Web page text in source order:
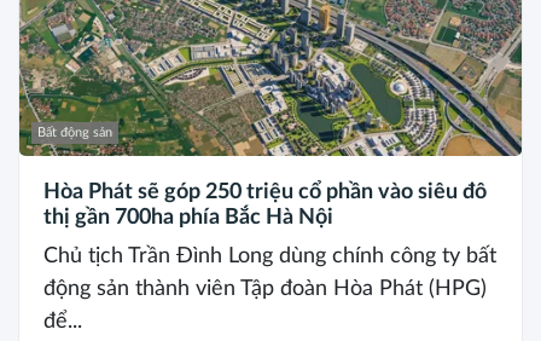
Bất động sản
Hòa Phát sẽ góp 250 triệu cổ phần vào siêu đô
thị gần 700ha phía Bắc Hà Nội
Chủ tịch Trần Đình Long dùng chính công ty bất
động sản thành viên Tập đoàn Hòa Phát (HPG)
để...